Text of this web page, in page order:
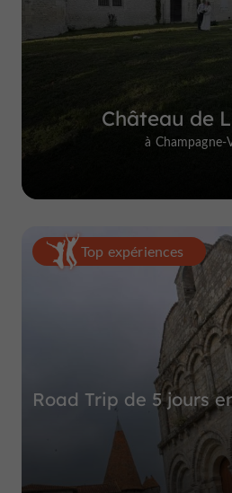
Château de
à Champagne-
Top expériences
Road Trip de 5 jours